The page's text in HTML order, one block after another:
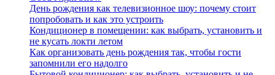
День рождения как телевизионное шоу: почему стоит
попробовать и как это устроить
Кондиционер в помещении: как выбрать, установить и
не кусать локти летом
Как организовать день рождения так, чтобы гости
запомнили его надолго